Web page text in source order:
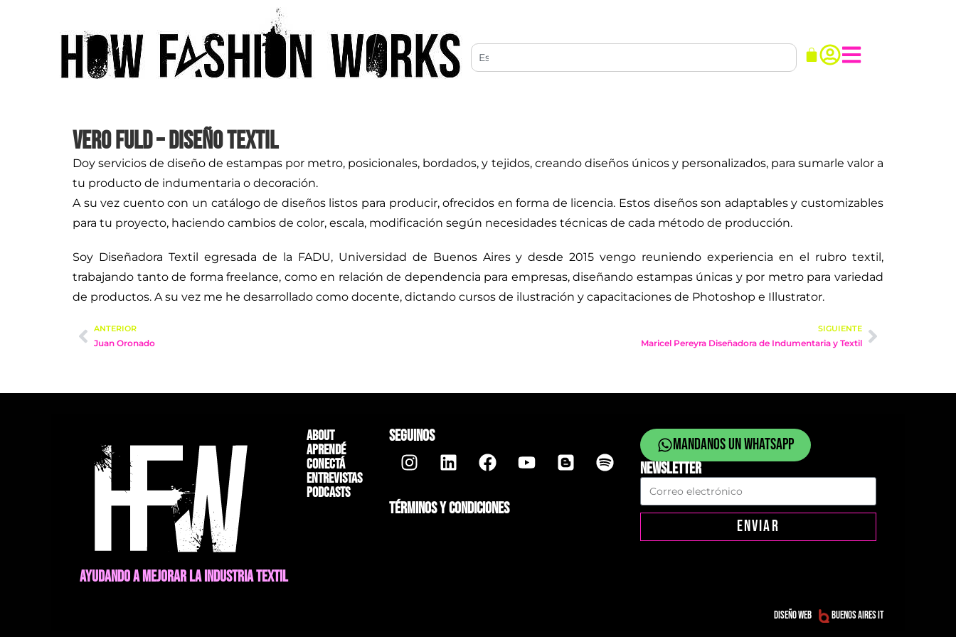
Vero Fuld – Diseño Textil
Doy servicios de diseño de estampas por metro, posicionales, bordados, y tejidos, creando diseños únicos y personalizados, para sumarle valor a
tu producto de indumentaria o decoración.
A su vez cuento con un catálogo de diseños listos para producir, ofrecidos en forma de licencia. Estos diseños son adaptables y customizables
para tu proyecto, haciendo cambios de color, escala, modificación según necesidades técnicas de cada método de producción.
Soy Diseñadora Textil egresada de la FADU, Universidad de Buenos Aires y desde 2015 vengo reuniendo experiencia en el rubro textil,
trabajando tanto de forma freelance, como en relación de dependencia para empresas, diseñando estampas únicas y por metro para variedad
de productos. A su vez me he desarrollado como docente, dictando cursos de ilustración y capacitaciones de Photoshop e Illustrator.
ANTERIOR
Juan Oronado
SIGUIENTE
Maricel Pereyra Diseñadora de Indumentaria y Textil
AYUDANDO A MEJORAR LA INDUSTRIA TEXTIL
About
Aprendé
Conectá
Entrevistas
Podcasts
SEGUINOS
TÉRMINOS Y CONDICIONES
Mandanos un whatsapp
NEWSLETTER
ENVIAR
Diseño web Buenos Aires IT